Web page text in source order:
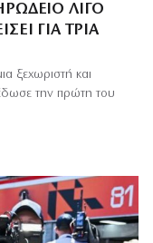
ΛΊΓΟ
ΓΙΑ ΤΡΊΑ
ξεχωριστή και
την πρώτη του